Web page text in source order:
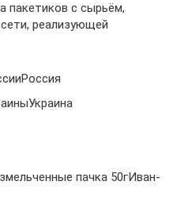
пакетиков с сырьём,
реализующей
пачка 50гИван-